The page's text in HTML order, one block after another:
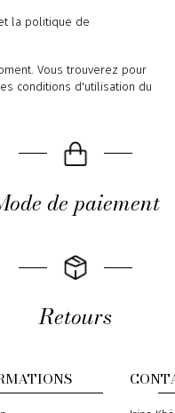
la politique de
Vous trouverez pour
conditions d'utilisation du
de paiement
Retours